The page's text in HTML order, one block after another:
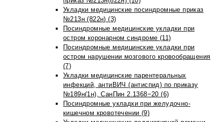
Укладки медицинские посиндромные приказ
№213н (822н) (3)
Посиндромные медицинские укладки при
остром коронарном синдроме (11)
Посиндромные медицинские укладки при
остром нарушении мозгового кровообращения
(7)
Укладки медицинские парентеральных
инфекций, антиВИЧ (антиспид) по приказу
№189н(1н), СанПин 2.1368−20 (6)
Посиндромные укладки при желудочно-
кишечном кровотечении (9)